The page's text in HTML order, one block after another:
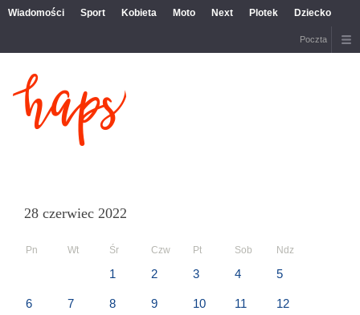
Wiadomości Sport Kobieta Moto Next Plotek Dziecko
Poczta
28 czerwiec 2022
Pn Wt Śr Czw Pt Sob Ndz
1 2 3 4 5
6 7 8 9 10 11 12